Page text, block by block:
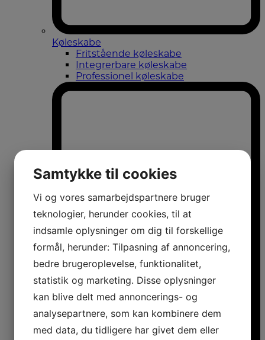
Køleskabe
Fritstående køleskabe
Integrerbare køleskabe
Professionel køleskabe
Samtykke til cookies
Vi og vores samarbejdspartnere bruger
teknologier, herunder cookies, til at
indsamle oplysninger om dig til forskellige
formål, herunder: Tilpasning af annoncering,
bedre brugeroplevelse, funktionalitet,
statistik og marketing. Disse oplysninger
kan blive delt med annoncerings- og
analysepartnere, som kan kombinere dem
med data, du tidligere har givet dem eller